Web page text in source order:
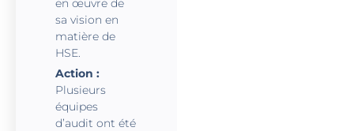
en œuvre de
sa vision en
matière de
HSE.
Action :
Plusieurs
équipes
d’audit ont été